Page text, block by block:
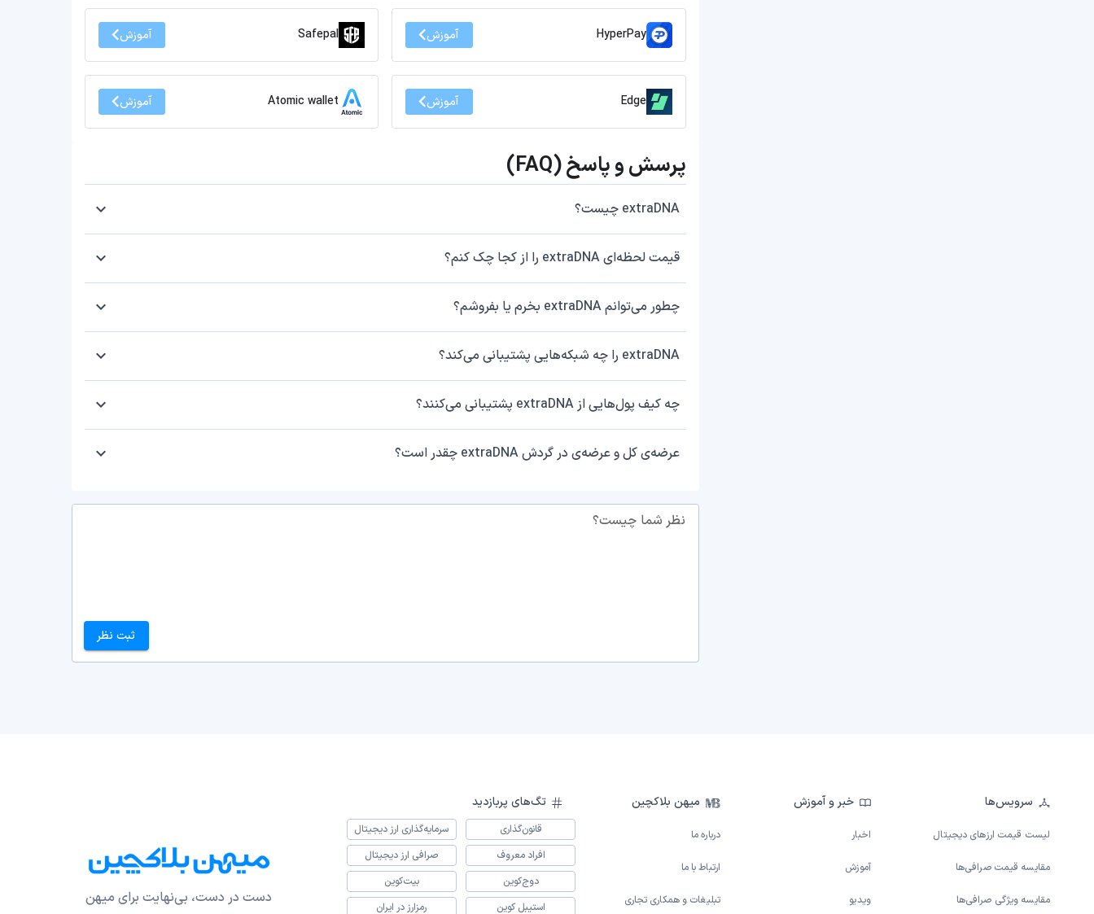
HyperPay آموزش Safepal آموزش
Edge آموزش Atomic wallet آموزش
پرسش و پاسخ (FAQ)
extraDNA چیست؟
قیمت لحظه‌ای extraDNA را از کجا چک کنم؟
چطور می‌توانم extraDNA بخرم یا بفروشم؟
extraDNA را چه شبکه‌هایی پشتیبانی می‌کند؟
چه کیف پول‌هایی از extraDNA پشتیبانی می‌کنند؟
عرضه‌ی کل و عرضه‌ی در گردش extraDNA چقدر است؟
نظر شما چیست؟
ثبت نظر
سرویس‌ها
لیست قیمت ارزهای دیجیتال
مقایسه قیمت صرافی‌ها
مقایسه ویژگی صرافی‌ها
خبر و آموزش
اخبار
آموزش
ویدیو
میهن بلاکچین
درباره ما
ارتباط با ما
تبلیغات و همکاری تجاری
تگ‌های پربازدید
قانون‌گذاری
سرمایه‌گذاری ارز دیجیتال
افراد معروف
صرافی ارز دیجیتال
دوج‌کوین
بیت‌کوین
استیبل کوین
رمزارز در ایران دست در دست، بی‌نهایت برای میهن